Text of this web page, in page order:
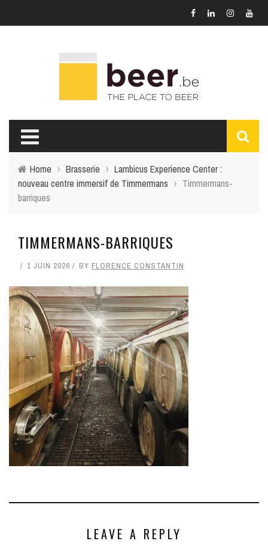
Home › Brasserie › Lambicus Experience Center :
nouveau centre immersif de Timmermans › Timmermans-
barriques
TIMMERMANS-BARRIQUES
1 JUIN 2026 BY FLORENCE CONSTANTIN
LEAVE A REPLY